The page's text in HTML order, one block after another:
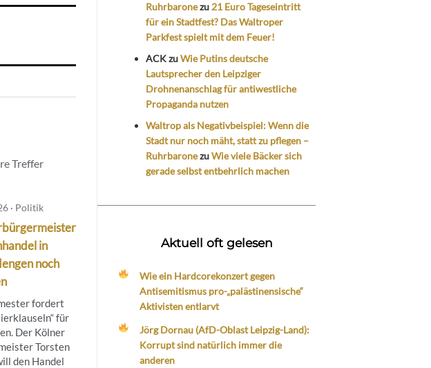
Treffer
· Politik
in
noch
fordert
für
Der Kölner
Torsten
den Handel
Ruhrbaronezu 21 Euro Tageseintritt
für ein Stadtfest? Das Waltroper
Parkfest spielt mit dem Feuer!
ACKzuWie Putins deutsche
Lautsprecher den Leipziger
Drohnenanschlag für antiwestliche
Propaganda nutzen
Waltrop als Negativbeispiel: Wenn die
Stadt nur noch mäht, statt zu pflegen –
RuhrbaronezuWie viele Bäcker sich
gerade selbst entbehrlich machen
Aktuell oft gelesen
Wie ein Hardcorekonzert gegen
Antisemitismus pro-„palästinensische“
Aktivisten entlarvt
Jörg Dornau (AfD-Oblast Leipzig-Land):
Korrupt sind natürlich immer die
anderen